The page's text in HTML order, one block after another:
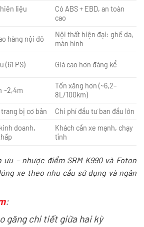
liệu
Có ABS + EBD, an toàn
cao
hàng nội đô
Nội thất hiện đại: ghế da,
màn hình
(61 PS) Giá cao hơn đáng kể
~2,4m
Tốn xăng hơn (~6,2–
8L/100km)
bị cơ bản
Chi phí đầu tư ban đầu lớn
doanh,
Khách cần xe mạnh, chạy
tỉnh
ưu – nhược điểm SRM K990 và Foton
xe theo nhu cầu sử dụng và ngân
:
găng chi tiết giữa hai kỳ